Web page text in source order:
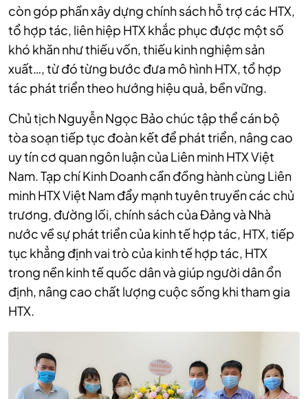
còn góp phần xây dựng chính sách hỗ trợ các HTX,
tổ hợp tác, liên hiệp HTX khắc phục được một số
khó khăn như thiếu vốn, thiếu kinh nghiệm sản
xuất…, từ đó từng bước đưa mô hình HTX, tổ hợp
tác phát triển theo hướng hiệu quả, bền vững.
Chủ tịch Nguyễn Ngọc Bảo chúc tập thể cán bộ
tòa soạn tiếp tục đoàn kết để phát triển, nâng cao
uy tín cơ quan ngôn luận của Liên minh HTX Việt
Nam. Tạp chí Kinh Doanh cần đồng hành cùng Liên
minh HTX Việt Nam đẩy mạnh tuyên truyền các chủ
trương, đường lối, chính sách của Đảng và Nhà
nước về sự phát triển của kinh tế hợp tác, HTX, tiếp
tục khẳng định vai trò của kinh tế hợp tác, HTX
trong nền kinh tế quốc dân và giúp người dân ổn
định, nâng cao chất lượng cuộc sống khi tham gia
HTX.